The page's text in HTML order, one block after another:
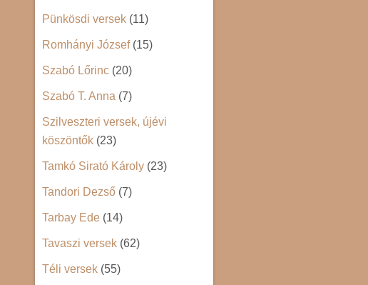
Pünkösdi versek (11)
Romhányi József(15)
Szabó Lőrinc (20)
Szabó T. Anna (7)
Szilveszteri versek, újévi
köszöntők (23)
Tamkó Sirató Károly (23)
Tandori Dezső (7)
Tarbay Ede (14)
Tavaszi versek (62)
Téli versek (55)